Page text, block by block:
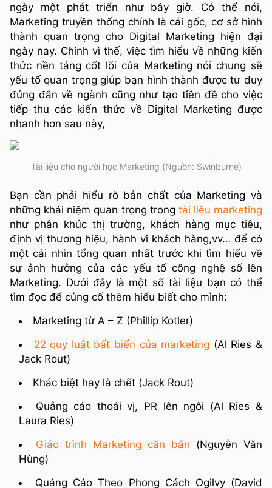
ngày một phát triển như bây giờ. Có thể nói,
Marketing truyền thống chính là cái gốc, cơ sở hình
thành quan trọng cho Digital Marketing hiện đại
ngày nay. Chính vì thế, việc tìm hiểu về những kiến
thức nền tảng cốt lõi của Marketing nói chung sẽ
yếu tố quan trọng giúp bạn hình thành được tư duy
đúng đắn về ngành cũng như tạo tiền đề cho việc
tiếp thu các kiến thức về Digital Marketing được
nhanh hơn sau này,
Tài liệu cho người học Marketing (Nguồn: Swinburne)
Bạn cần phải hiểu rõ bản chất của Marketing và
những khái niệm quan trọng trong tài liệu marketing
như phân khúc thị trường, khách hàng mục tiêu,
định vị thương hiệu, hành vi khách hàng,vv… để có
một cái nhìn tổng quan nhất trước khi tìm hiểu về
sự ảnh hưởng của các yếu tố công nghệ số lên
Marketing. Dưới đây là một số tài liệu bạn có thể
tìm đọc để củng cố thêm hiểu biết cho mình:
Marketing từ A – Z (Phillip Kotler)
22 quy luật bất biến của marketing (Al Ries &
Jack Rout)
Khác biệt hay là chết (Jack Rout)
Quảng cáo thoái vị, PR lên ngôi (Al Ries &
Laura Ries)
Giáo trình Marketing căn bản (Nguyễn Văn
Hùng)
Quảng Cáo Theo Phong Cách Ogilvy (David